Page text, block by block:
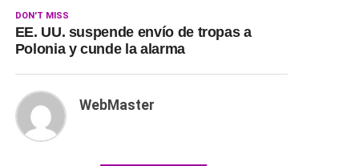
DON'T MISS
EE. UU. suspende envío de tropas a
Polonia y cunde la alarma
WebMaster